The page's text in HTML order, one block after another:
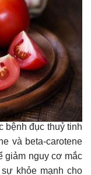
bệnh đục thuỷ tinh
và beta-carotene
giảm nguy cơ mắc
khỏe mạnh cho